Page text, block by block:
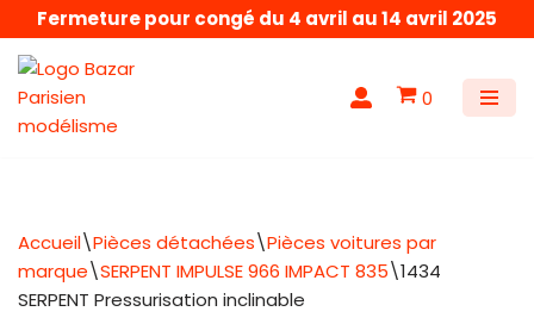
Aller
au
contenu
Fermeture pour congé du 4 avril au 14 avril 2025
0
Accueil\Pièces détachées\Pièces voitures par
marque\SERPENT IMPULSE 966 IMPACT 835\1434
SERPENT Pressurisation inclinable